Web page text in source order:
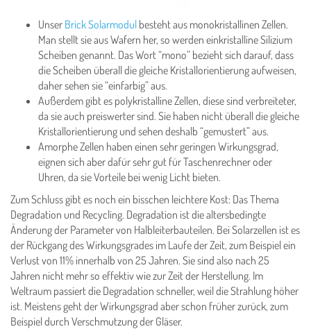
Unser Brick Solarmodul besteht aus monokristallinen Zellen.
Man stellt sie aus Wafern her, so werden einkristalline Silizium
Scheiben genannt. Das Wort “mono” bezieht sich darauf, dass
die Scheiben überall die gleiche Kristallorientierung aufweisen,
daher sehen sie “einfarbig” aus.
Außerdem gibt es polykristalline Zellen, diese sind verbreiteter,
da sie auch preiswerter sind. Sie haben nicht überall die gleiche
Kristallorientierung und sehen deshalb “gemustert” aus.
Amorphe Zellen haben einen sehr geringen Wirkungsgrad,
eignen sich aber dafür sehr gut für Taschenrechner oder
Uhren, da sie Vorteile bei wenig Licht bieten.
Zum Schluss gibt es noch ein bisschen leichtere Kost: Das Thema
Degradation und Recycling. Degradation ist die altersbedingte
Änderung der Parameter von Halbleiterbauteilen. Bei Solarzellen ist es
der Rückgang des Wirkungsgrades im Laufe der Zeit, zum Beispiel ein
Verlust von 11% innerhalb von 25 Jahren. Sie sind also nach 25
Jahren nicht mehr so effektiv wie zur Zeit der Herstellung. Im
Weltraum passiert die Degradation schneller, weil die Strahlung höher
ist. Meistens geht der Wirkungsgrad aber schon früher zurück, zum
Beispiel durch Verschmutzung der Gläser.